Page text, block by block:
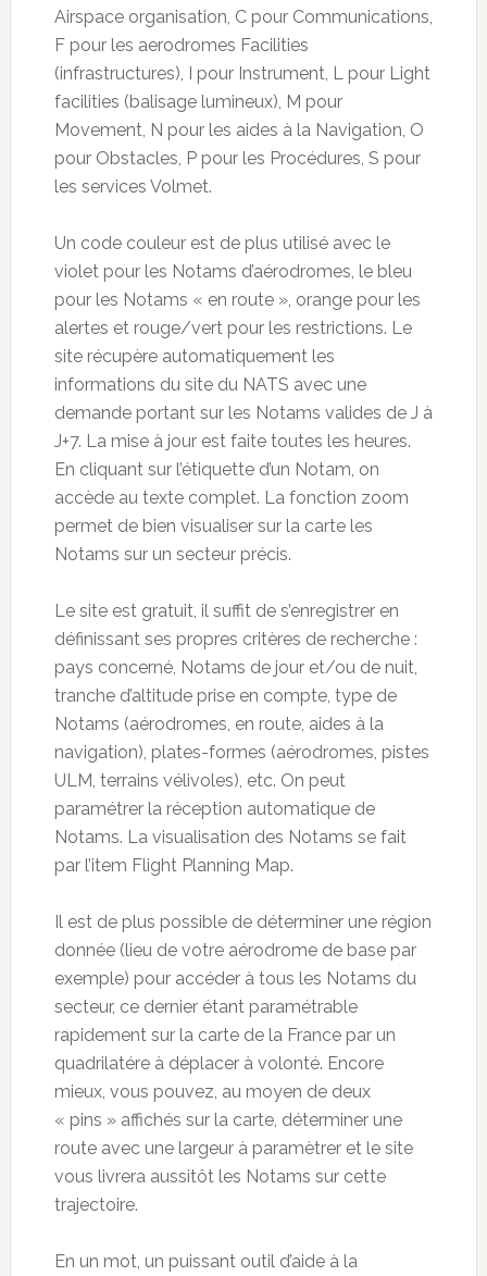
Airspace organisation, C pour Communications,
F pour les aerodromes Facilities
(infrastructures), I pour Instrument, L pour Light
facilities (balisage lumineux), M pour
Movement, N pour les aides à la Navigation, O
pour Obstacles, P pour les Procédures, S pour
les services Volmet.
Un code couleur est de plus utilisé avec le
violet pour les Notams d’aérodromes, le bleu
pour les Notams « en route », orange pour les
alertes et rouge/vert pour les restrictions. Le
site récupère automatiquement les
informations du site du NATS avec une
demande portant sur les Notams valides de J à
J+7. La mise à jour est faite toutes les heures.
En cliquant sur l’étiquette d’un Notam, on
accède au texte complet. La fonction zoom
permet de bien visualiser sur la carte les
Notams sur un secteur précis.
Le site est gratuit, il suffit de s’enregistrer en
définissant ses propres critères de recherche :
pays concerné, Notams de jour et/ou de nuit,
tranche d’altitude prise en compte, type de
Notams (aérodromes, en route, aides à la
navigation), plates-formes (aérodromes, pistes
ULM, terrains vélivoles), etc. On peut
paramétrer la réception automatique de
Notams. La visualisation des Notams se fait
par l’item Flight Planning Map.
Il est de plus possible de déterminer une région
donnée (lieu de votre aérodrome de base par
exemple) pour accéder à tous les Notams du
secteur, ce dernier étant paramétrable
rapidement sur la carte de la France par un
quadrilatére à déplacer à volonté. Encore
mieux, vous pouvez, au moyen de deux
« pins » affichés sur la carte, déterminer une
route avec une largeur à paramètrer et le site
vous livrera aussitôt les Notams sur cette
trajectoire.
En un mot, un puissant outil d’aide à la